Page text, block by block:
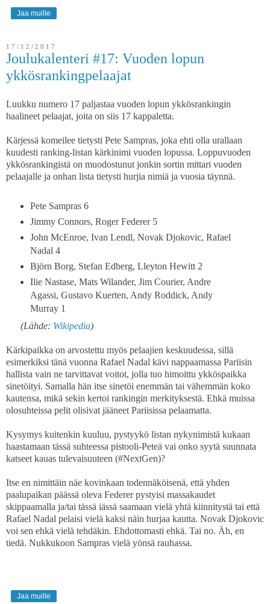
Jaa muille
17/12/2017
Joulukalenteri #17: Vuoden lopun
ykkösrankingpelaajat
Luukku numero 17 paljastaa vuoden lopun ykkösrankingin
haalineet pelaajat, joita on siis 17 kappaletta.
Kärjessä komeilee tietysti Pete Sampras, joka ehti olla urallaan
kuudesti ranking-listan kärkinimi vuoden lopussa. Loppuvuoden
ykkösrankingistä on muodostunut jonkin sortin mittari vuoden
pelaajalle ja onhan lista tietysti hurjia nimiä ja vuosia täynnä.
Pete Sampras 6
Jimmy Connors, Roger Federer 5
John McEnroe, Ivan Lendl, Novak Djokovic, Rafael
Nadal 4
Björn Borg, Stefan Edberg, Lleyton Hewitt 2
Ilie Nastase, Mats Wilander, Jim Courier, Andre
Agassi, Gustavo Kuerten, Andy Roddick, Andy
Murray 1
(Lähde: Wikipedia)
Kärkipaikka on arvostettu myös pelaajien keskuudessa, sillä
esimerkiksi tänä vuonna Rafael Nadal kävi nappaamassa Pariisin
hallista vain ne tarvittavat voitot, jolla tuo himoittu ykköspaikka
sinetöityi. Samalla hän itse sinetöi enemmän tai vähemmän koko
kautensa, mikä sekin kertoi rankingin merkityksestä. Ehkä muissa
olosuhteissa pelit olisivat jääneet Pariisissa pelaamatta.
Kysymys kuitenkin kuuluu, pystyykö listan nykynimistä kukaan
haastamaan tässä suhteessa pistooli-Peteä vai onko syytä suunnata
katseet kauas tulevaisuuteen (#NextGen)?
Itse en nimittäin näe kovinkaan todennäköisenä, että yhden
paalupaikan päässä oleva Federer pystyisi massakaudet
skippaamalla ja/tai tässä iässä saamaan vielä yhtä kiinnitystä tai että
Rafael Nadal pelaisi vielä kaksi näin hurjaa kautta. Novak Djokovic
voi sen ehkä vielä tehdäkin. Ehdottomasti ehkä. Tai no. Äh, en
tiedä. Nukkukoon Sampras vielä yönsä rauhassa.
Jaa muille